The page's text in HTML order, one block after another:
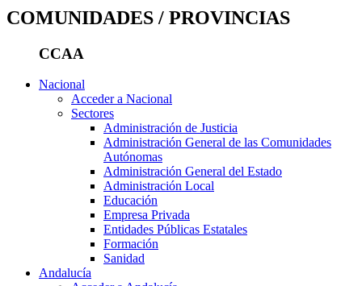
COMUNIDADES / PROVINCIAS
CCAA
Nacional
Acceder a Nacional
Sectores
Administración de Justicia
Administración General de las Comunidades
Autónomas
Administración General del Estado
Administración Local
Educación
Empresa Privada
Entidades Públicas Estatales
Formación
Sanidad
Andalucía